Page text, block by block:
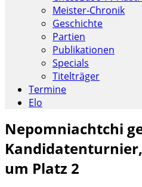
Meister-Chronik
Geschichte
Partien
Publikationen
Specials
Titelträger
Termine
Elo
Nepomniachtchi
um Platz 2